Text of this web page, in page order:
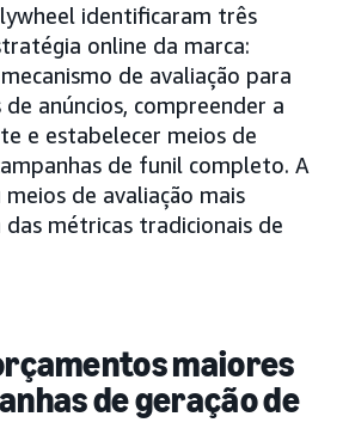
identificaram três
online da marca:
de avaliação para
anúncios, compreender a
e estabelecer meios de
de funil completo. A
de avaliação mais
das métricas tradicionais de
maiores
de geração de